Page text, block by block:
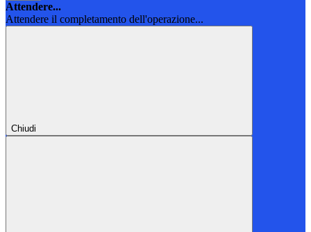
Attendere...
Attendere il completamento dell'operazione...
Chiudi